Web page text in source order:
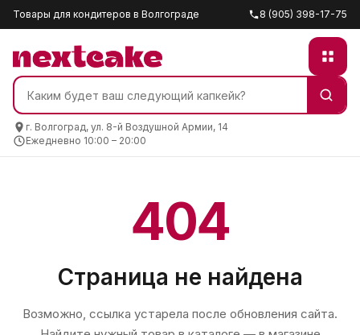
Товары для кондитеров в Волгограде 8 (905) 398-17-75
г. Волгоград, ул. 8-й Воздушной Армии, 14
Ежедневно 10:00 – 20:00
404
Страница не найдена
Возможно, ссылка устарела после обновления сайта.